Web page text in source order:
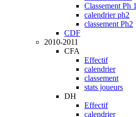
Classement Ph 1
calendrier ph2
classement Ph2
CDF
2010-2011
CFA
Effectif
calendrier
classement
stats joueurs
DH
Effectif
calendrier